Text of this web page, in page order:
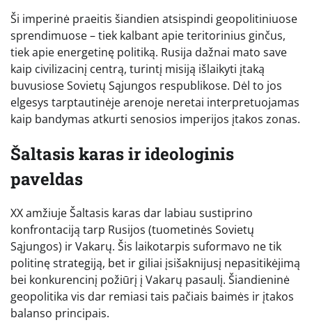
Ši imperinė praeitis šiandien atsispindi geopolitiniuose
sprendimuose – tiek kalbant apie teritorinius ginčus,
tiek apie energetinę politiką. Rusija dažnai mato save
kaip civilizacinį centrą, turintį misiją išlaikyti įtaką
buvusiose Sovietų Sąjungos respublikose. Dėl to jos
elgesys tarptautinėje arenoje neretai interpretuojamas
kaip bandymas atkurti senosios imperijos įtakos zonas.
Šaltasis karas ir ideologinis
paveldas
XX amžiuje Šaltasis karas dar labiau sustiprino
konfrontaciją tarp Rusijos (tuometinės Sovietų
Sąjungos) ir Vakarų. Šis laikotarpis suformavo ne tik
politinę strategiją, bet ir giliai įsišaknijusį nepasitikėjimą
bei konkurencinį požiūrį į Vakarų pasaulį. Šiandieninė
geopolitika vis dar remiasi tais pačiais baimės ir įtakos
balanso principais.